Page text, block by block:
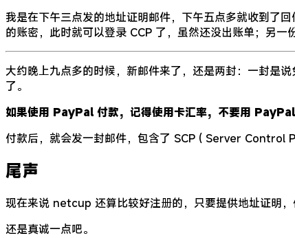
我是在下午三点发的地址证明邮件，下午五点多就收到
的账密，此时就可以登录 CCP 了，虽然还没出账单；另一
大约晚上九点多的时候，新邮件来了，还是两封：一封是
了。
如果使用 PayPal 付款，记得使用卡汇率，不要用
付款后，就会发一封邮件，包含了 SCP ( Server Control
尾声
现在来说 netcup 还算比较好注册的，只要提供地址证明
还是真诚一点吧。